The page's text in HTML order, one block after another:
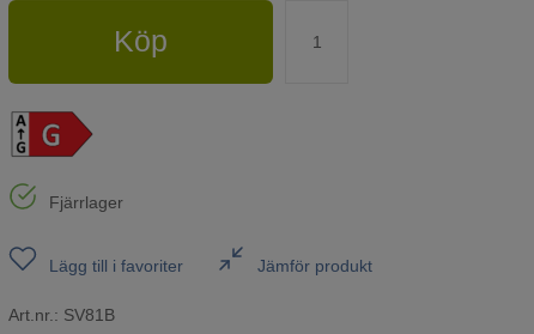
Köp
Fjärrlager
Lägg till i favoriter Jämför produkt
Art.nr.: SV81B